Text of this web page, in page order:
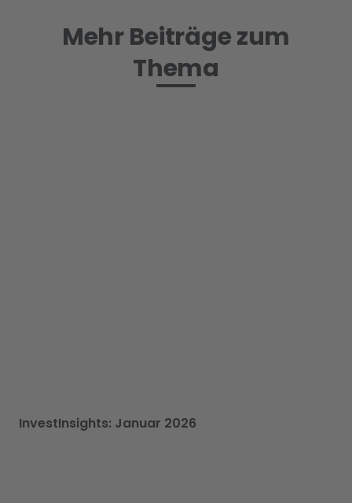
Mehr Beiträge zum
Thema
InvestInsights: Januar 2026